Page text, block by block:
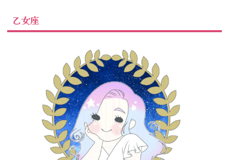
乙女座